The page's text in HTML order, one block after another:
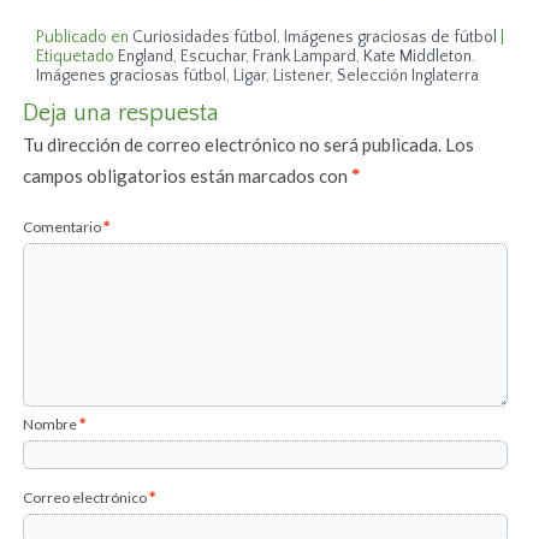
Publicado en Curiosidades fútbol , Imágenes graciosas de fútbol
Etiquetado England, Escuchar, Frank Lampard, Kate Middleton.
Imágenes graciosas fútbol , Ligar, Listener, Selección Inglaterra
Deja una respuesta
Tu dirección de correo electrónico no será publicada. Los
campos obligatorios están marcados con*
Comentario*
Nombre*
Correo electrónico*